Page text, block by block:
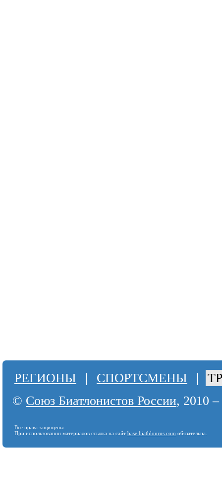
РЕГИОНЫ | СПОРТСМЕНЫ |
© Союз Биатлонистов России, 2010
Все права защищены.
При использовании материалов ссылка на сайт base.biathlonrus.com обязательна.